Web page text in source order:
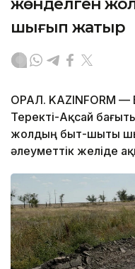
шығып жатыр
ОРАЛ. KAZINFORM —
Теректі-Ақсай
жолдың быт-шыты
әлеуметтік желіде